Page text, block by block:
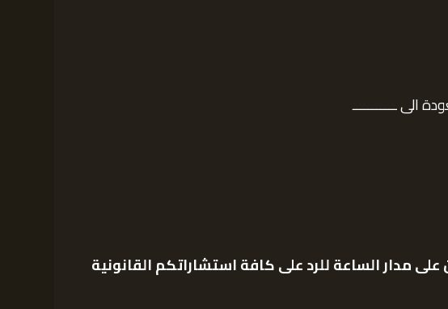
ـــــــــــ
مدار الساعة للرد على كافة استشاراتكم القانونية